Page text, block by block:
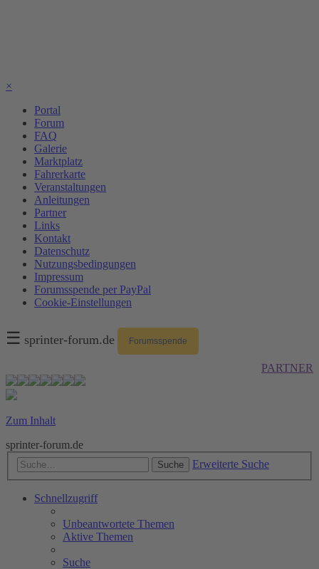
×
Portal
Forum
FAQ
Galerie
Marktplatz
Fahrerkarte
Veranstaltungen
Anleitungen
Partner
Links
Kontakt
Datenschutz
Nutzungsbedingungen
Impressum
Forumsspende per PayPal
Cookie-Einstellungen
☰ sprinter-forum.de Forumsspende
PARTNER
Zum Inhalt
sprinter-forum.de
Suche Erweiterte Suche
Schnellzugriff
Unbeantwortete Themen
Aktive Themen
Suche